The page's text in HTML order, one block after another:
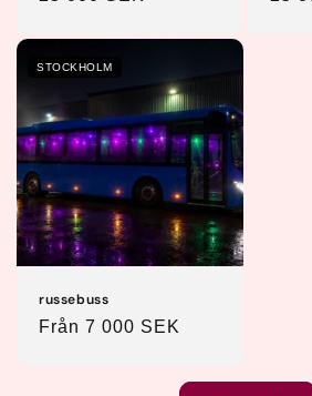
STOCKHOLM
russebuss
Ordinarie
Från 7 000 SEK